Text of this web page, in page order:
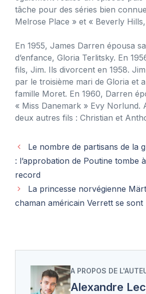
tâche pour des séries bien
Melrose Place » et « Beverly
En 1955, James Darren épousa
d’enfance, Gloria Terlitsky. En
fils, Jim. Ils divorcent en 1958.
par le troisième mari de Gloria et
famille Moret. En 1960, Darren
« Miss Danemark » Evy Norlund.
deux autres fils : Christian et
Le nombre de partisans de la
: l’approbation de Poutine tombe
record
La princesse norvégienne
chaman américain Verrett se sont
A PROPOS DE
Alexandre